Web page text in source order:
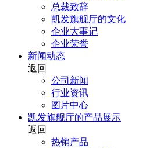
总裁致辞
凯发旗舰厅的文化
企业大事记
企业荣誉
新闻动态
返回
公司新闻
行业资讯
图片中心
凯发旗舰厅的产品展示
返回
热销产品